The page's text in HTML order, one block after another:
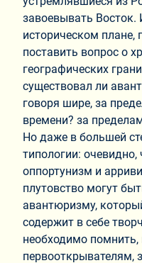
завоевывать Восток.
историческом плане,
поставить вопрос о
географических
существовал ли
говоря шире, за
времени? за
Но даже в большей
типологии: очевидно,
оппортунизм и
плутовство могут
авантюризму,
содержит в себе
необходимо
первооткрывателям,